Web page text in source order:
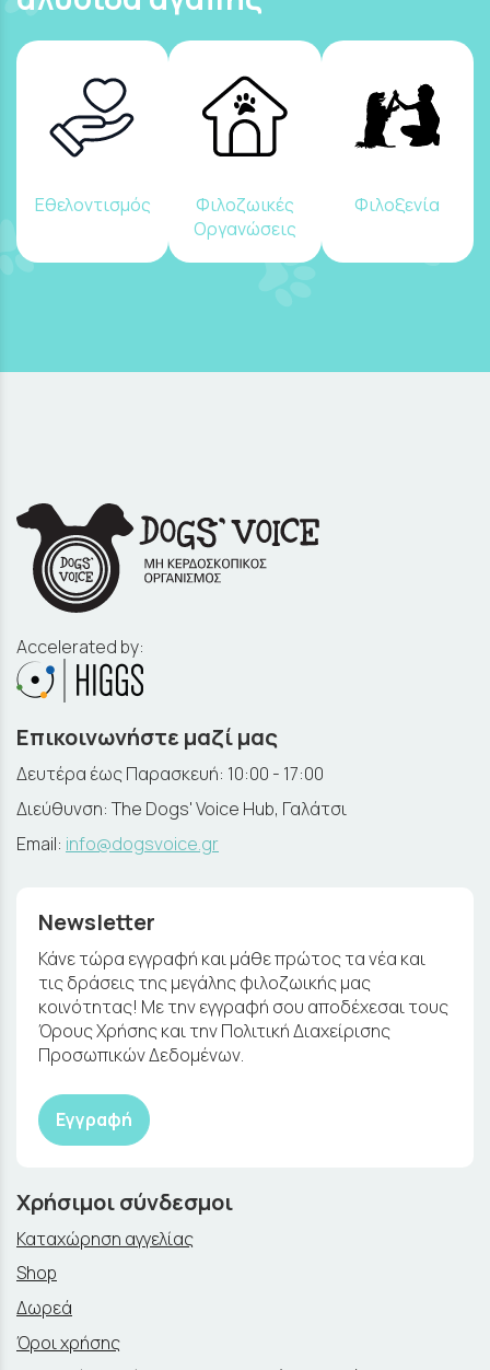
Εθελοντισμός
Φιλοζωικές
Οργανώσεις
Φιλοξενία
Accelerated by:
Επικοινωνήστε μαζί μας
Δευτέρα έως Παρασκευή: 10:00 - 17:00
Διεύθυνση: The Dogs' Voice Hub, Γαλάτσι
Email: info@dogsvoice.gr
Newsletter
Κάνε τώρα εγγραφή και μάθε πρώτος τα νέα και
τις δράσεις της μεγάλης φιλοζωικής μας
κοινότητας! Με την εγγραφή σου αποδέχεσαι τους
Όρους Χρήσης και την Πολιτική Διαχείρισης
Προσωπικών Δεδομένων.
Εγγραφή
Χρήσιμοι σύνδεσμοι
Καταχώρηση αγγελίας
Shop
Δωρεά
Όροι χρήσης